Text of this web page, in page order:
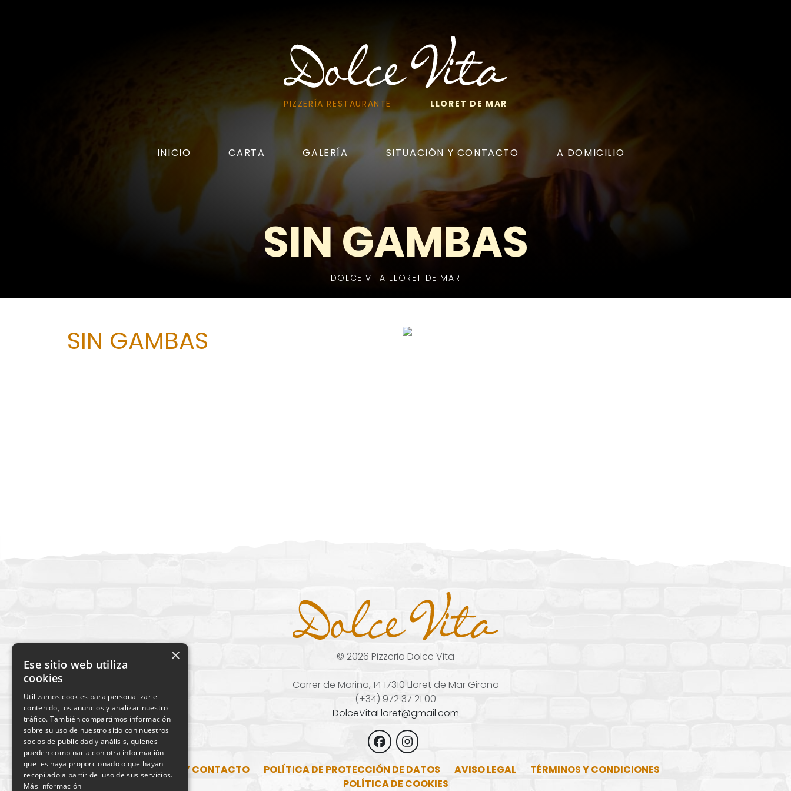
PIZZERÍA RESTAURANTE LLORET DE MAR
INICIO CARTA GALERÍA SITUACIÓN Y CONTACTO A DOMICILIO
SIN GAMBAS
DOLCE VITA LLORET DE MAR
SIN GAMBAS
© 2026 Pizzeria Dolce Vita
Carrer de Marina, 14 17310 Lloret de Mar Girona
(+34) 972 37 21 00
DolceVitaLloret@gmail.com
SITUACIÓN Y CONTACTO POLÍTICA DE PROTECCIÓN DE DATOS AVISO LEGAL
TÉRMINOS Y CONDICIONES
POLÍTICA DE COOKIES
×
Ese sitio web utiliza
cookies
Utilizamos cookies para personalizar el
contenido, los anuncios y analizar nuestro
tráfico. También compartimos información
sobre su uso de nuestro sitio con nuestros
socios de publicidad y análisis, quienes
pueden combinarla con otra información
que les haya proporcionado o que hayan
recopilado a partir del uso de sus servicios.
Más información